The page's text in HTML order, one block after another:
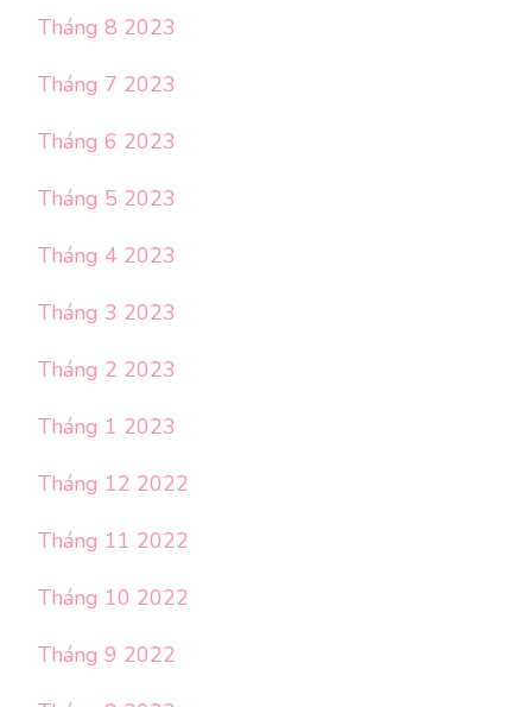
Tháng 8 2023
Tháng 7 2023
Tháng 6 2023
Tháng 5 2023
Tháng 4 2023
Tháng 3 2023
Tháng 2 2023
Tháng 1 2023
Tháng 12 2022
Tháng 11 2022
Tháng 10 2022
Tháng 9 2022